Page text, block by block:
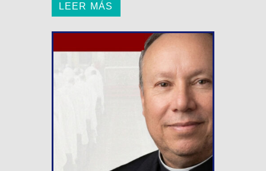
LEER MÁS